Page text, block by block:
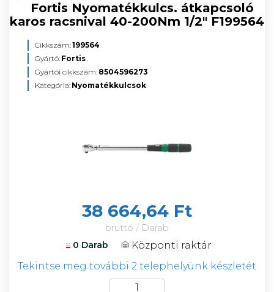
Fortis Nyomatékkulcs. átkapcsoló
karos racsnival 40-200Nm 1/2" F199564
Cikkszám:199564
Gyártó: Fortis
Gyártói cikkszám: 8504596273
Kategória: Nyomatékkulcsok
38 664,64 Ft
bruttó / Darab
0 Darab
Központi raktár
Tekintse meg további 2 telephelyünk készletét